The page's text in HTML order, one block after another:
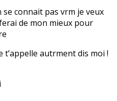
se connait pas vrm je veux
de mon mieux pour
t’appelle autrment dis moi !